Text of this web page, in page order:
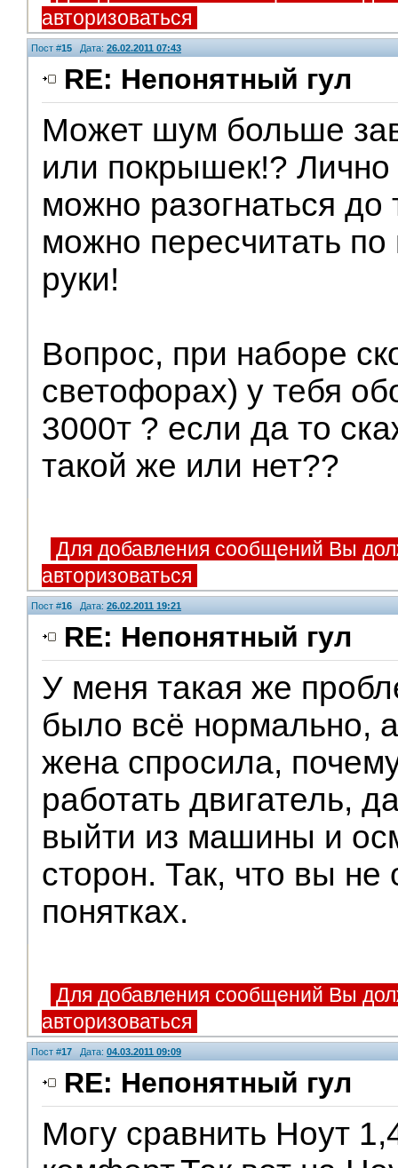
авторизоваться
Пост #15 Дата: 26.02.2011 07:43
RE: Непонятный гул
Может шум больше
или покрышек!? Лично
можно разогнаться до
можно пересчитать
руки!
Вопрос, при наборе
светофорах) у тебя
3000т ? если да то
такой же или нет??
Для добавления сообщений Вы
авторизоваться
Пост #16 Дата: 26.02.2011 19:21
RE: Непонятный гул
У меня такая же
было всё нормально,
жена спросила,
работать двигатель,
выйти из машины и
сторон. Так, что вы не
понятках.
Для добавления сообщений Вы
авторизоваться
Пост #17 Дата: 04.03.2011 09:09
RE: Непонятный гул
Могу сравнить Ноут